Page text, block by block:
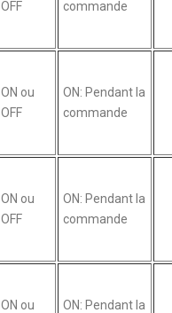
OFF
commande
ON ou
OFF
ON: Pendant la
commande
ON ou
OFF
ON: Pendant la
commande
ON ou
ON: Pendant la